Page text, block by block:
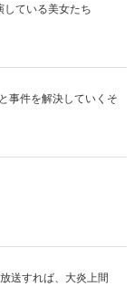
している美女たち
事件を解決していくそ
送すれば、大炎上間